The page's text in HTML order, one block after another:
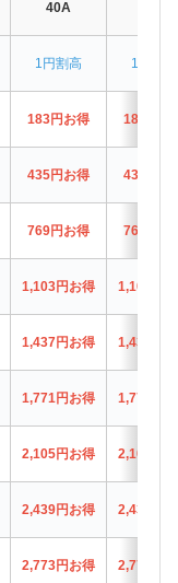
40A
1円割高 1円割高
183円お得 183円お
435円お得 435円お
769円お得 769円お
1,103円お得 1,103円
1,437円お得 1,437円
1,771円お得 1,771円
2,105円お得 2,105円
2,439円お得 2,439円
2,773円お得 2,773円